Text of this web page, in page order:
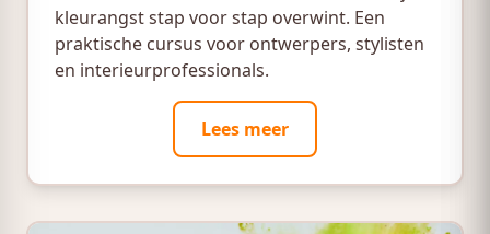
kleurangst stap voor stap overwint. Een
praktische cursus voor ontwerpers, stylisten
en interieurprofessionals.
Lees meer